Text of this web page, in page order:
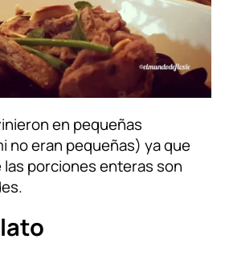
en pequeñas
no eran pequeñas) ya que
las porciones enteras son